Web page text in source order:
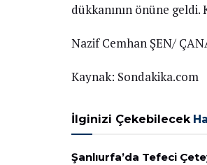
dükkanının önüne
Nazif Cemhan ŞEN/
Kaynak: Sondakika.com
İlginizi Çekebilecek
Şanlıurfa’da Tefeci